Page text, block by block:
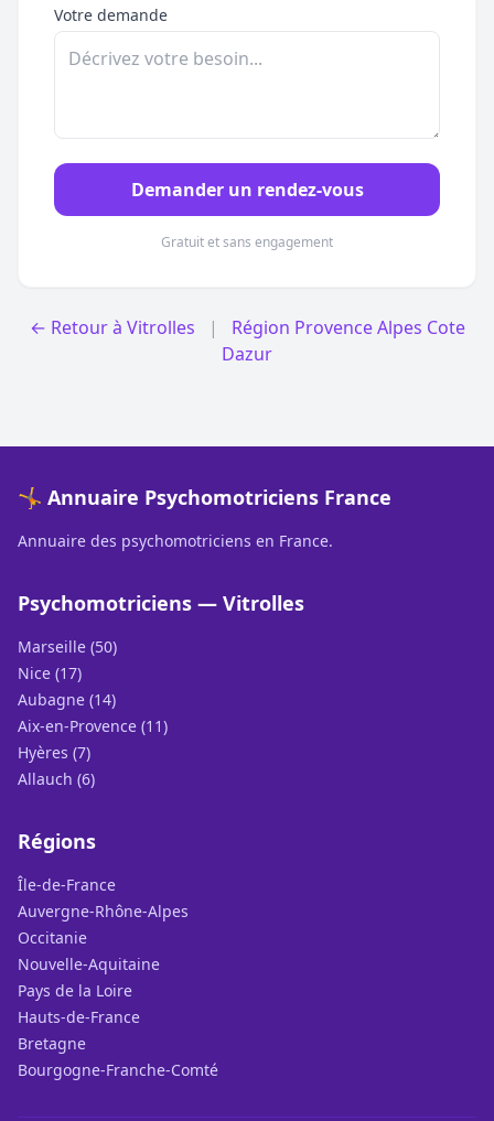
Votre demande
Demander un rendez-vous
Gratuit et sans engagement
← Retour à Vitrolles |
Région Provence Alpes Cote
Dazur
🤸 Annuaire Psychomotriciens France
Annuaire des psychomotriciens en France.
Psychomotriciens — Vitrolles
Marseille (50)
Nice (17)
Aubagne (14)
Aix-en-Provence (11)
Hyères (7)
Allauch (6)
Régions
Île-de-France
Auvergne-Rhône-Alpes
Occitanie
Nouvelle-Aquitaine
Pays de la Loire
Hauts-de-France
Bretagne
Bourgogne-Franche-Comté